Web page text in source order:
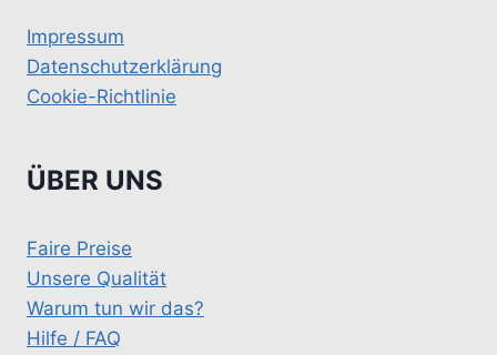
Impressum
Datenschutzerklärung
Cookie-Richtlinie
ÜBER UNS
Faire Preise
Unsere Qualität
Warum tun wir das?
Hilfe / FAQ